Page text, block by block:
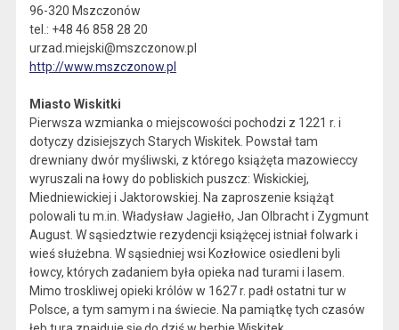
96-320 Mszczonów
tel.: +48 46 858 28 20
urzad.miejski@mszczonow.pl
http://www.mszczonow.pl
Miasto Wiskitki
Pierwsza wzmianka o miejscowości pochodzi z 1221 r. i
dotyczy dzisiejszych Starych Wiskitek. Powstał tam
drewniany dwór myśliwski, z którego książęta mazowieccy
wyruszali na łowy do pobliskich puszcz: Wiskickiej,
Miedniewickiej i Jaktorowskiej. Na zaproszenie książąt
polowali tu m.in. Władysław Jagiełło, Jan Olbracht i Zygmunt
August. W sąsiedztwie rezydencji książęcej istniał folwark i
wieś służebna. W sąsiedniej wsi Kozłowice osiedleni byli
łowcy, których zadaniem była opieka nad turami i lasem.
Mimo troskliwej opieki królów w 1627 r. padł ostatni tur w
Polsce, a tym samym i na świecie. Na pamiątkę tych czasów